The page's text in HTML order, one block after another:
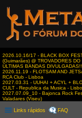
2026.10.16/17 - BLACK BOX
(Guimarães) @ TROVADORES DO
ÚLTIMAS BANDAS
2026.11.19 - FLOTSAM AND
RCA Club - Lisboa
2027.03.31 - UUHAI + ACYL +
CULT - Republica da Musica -
2027.07.09_10 - Bajonca Rock
Valadares (Viseu)
Links rápidos FAQ